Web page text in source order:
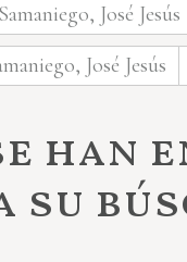
José Jesús
José Jesús
han
su